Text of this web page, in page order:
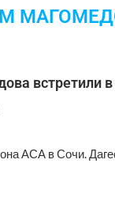
встретили в
АСА в Сочи.